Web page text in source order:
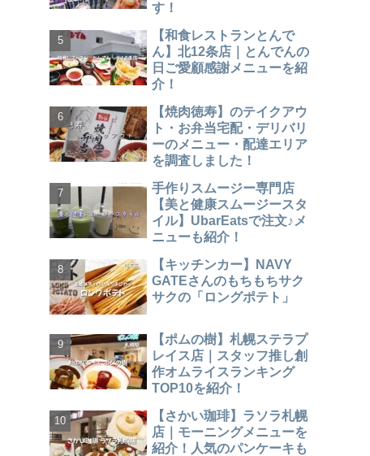
す！
【和食レストランとんで
ん】北12条店｜とんでんの
日ご愛顧感謝メニューを紹
介！
【焼肉徳寿】のテイクアウ
ト・お弁当宅配・デリバリ
ーのメニュー・配達エリア
を調査しました！
手作りスムージー専門店
【美と健康スムージースタ
イル】UbarEatsで注文♪メ
ニューも紹介！
【キッチンカー】NAVY
GATEさんのもちもちサク
サクの「ロングポテト」
【ポムの樹】札幌ステラプ
レイス店｜スタッフ推し創
作オムライスランキング
TOP10を紹介！
【さかい珈琲】ラソラ札幌
店｜モーニングメニューを
紹介！人気のパンケーキも